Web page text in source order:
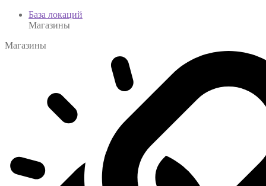
База локаций
Магазины
Магазины